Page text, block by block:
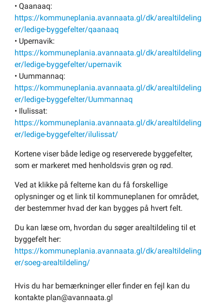
• Qaanaaq:
https://kommuneplania.avannaata.gl/dk/arealtildeling
er/ledige-byggefelter/qaanaaq
• Upernavik:
https://kommuneplania.avannaata.gl/dk/arealtildeling
er/ledige-byggefelter/upernavik
• Uummannaq:
https://kommuneplania.avannaata.gl/dk/arealtildeling
er/ledige-byggefelter/Uummannaq
• Ilulissat:
https://kommuneplania.avannaata.gl/dk/arealtildeling
er/ledige-byggefelter/ilulissat/
Kortene viser både ledige og reserverede byggefelter,
som er markeret med henholdsvis grøn og rød.
Ved at klikke på felterne kan du få forskellige
oplysninger og et link til kommuneplanen for området,
der bestemmer hvad der kan bygges på hvert felt.
Du kan læse om, hvordan du søger arealtildeling til et
byggefelt her:
https://kommuneplania.avannaata.gl/dk/arealtildeling
er/soeg-arealtildeling/
Hvis du har bemærkninger eller finder en fejl kan du
kontakte plan@avannaata.gl